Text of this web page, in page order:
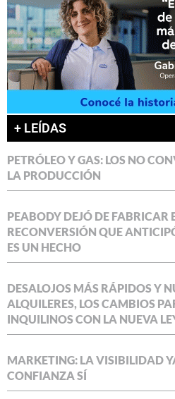
+ LEÍDAS
PETRÓLEO Y GAS: LOS NO
LA PRODUCCIÓN
PEABODY DEJÓ DE FABRICAR
RECONVERSIÓN QUE
ES UN HECHO
DESALOJOS MÁS RÁPIDOS Y
ALQUILERES, LOS CAMBIOS
INQUILINOS CON LA NUEVA
MARKETING: LA VISIBILIDAD
CONFIANZA SÍ